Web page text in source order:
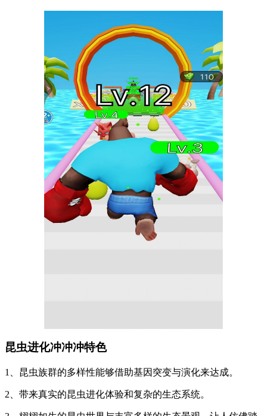
昆虫进化冲冲冲特色
1、昆虫族群的多样性能够借助基因突变与演化来达成。
2、带来真实的昆虫进化体验和复杂的生态系统。